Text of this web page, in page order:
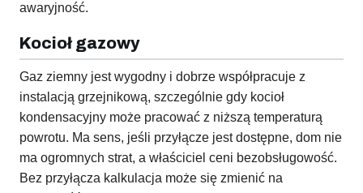
awaryjność.
Kocioł gazowy
Gaz ziemny jest wygodny i dobrze współpracuje z
instalacją grzejnikową, szczególnie gdy kocioł
kondensacyjny może pracować z niższą temperaturą
powrotu. Ma sens, jeśli przyłącze jest dostępne, dom nie
ma ogromnych strat, a właściciel ceni bezobsługowość.
Bez przyłącza kalkulacja może się zmienić na